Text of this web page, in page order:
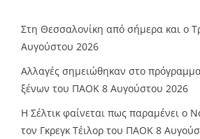
Στη Θεσσαλονίκη από σήμερα και ο
Αυγούστου 2026
Αλλαγές σημειώθηκαν στο
ξένων του ΠΑΟΚ 8 Αυγούστου 2026
Η Σέλτικ φαίνεται πως παραμένει ο
τον Γκρεγκ Τέιλορ του ΠΑΟΚ 8